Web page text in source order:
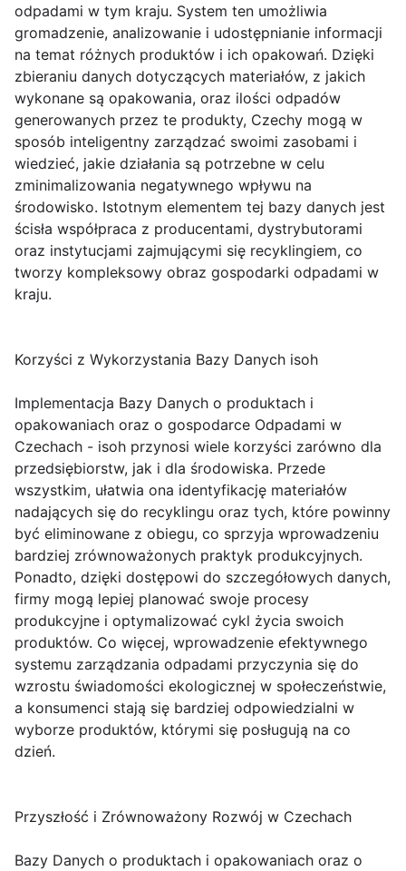
odpadami w tym kraju. System ten umożliwia
gromadzenie, analizowanie i udostępnianie informacji
na temat różnych produktów i ich opakowań. Dzięki
zbieraniu danych dotyczących materiałów, z jakich
wykonane są opakowania, oraz ilości odpadów
generowanych przez te produkty, Czechy mogą w
sposób inteligentny zarządzać swoimi zasobami i
wiedzieć, jakie działania są potrzebne w celu
zminimalizowania negatywnego wpływu na
środowisko. Istotnym elementem tej bazy danych jest
ścisła współpraca z producentami, dystrybutorami
oraz instytucjami zajmującymi się recyklingiem, co
tworzy kompleksowy obraz gospodarki odpadami w
kraju.
Korzyści z Wykorzystania Bazy Danych isoh
Implementacja Bazy Danych o produktach i
opakowaniach oraz o gospodarce Odpadami w
Czechach - isoh przynosi wiele korzyści zarówno dla
przedsiębiorstw, jak i dla środowiska. Przede
wszystkim, ułatwia ona identyfikację materiałów
nadających się do recyklingu oraz tych, które powinny
być eliminowane z obiegu, co sprzyja wprowadzeniu
bardziej zrównoważonych praktyk produkcyjnych.
Ponadto, dzięki dostępowi do szczegółowych danych,
firmy mogą lepiej planować swoje procesy
produkcyjne i optymalizować cykl życia swoich
produktów. Co więcej, wprowadzenie efektywnego
systemu zarządzania odpadami przyczynia się do
wzrostu świadomości ekologicznej w społeczeństwie,
a konsumenci stają się bardziej odpowiedzialni w
wyborze produktów, którymi się posługują na co
dzień.
Przyszłość i Zrównoważony Rozwój w Czechach
Bazy Danych o produktach i opakowaniach oraz o